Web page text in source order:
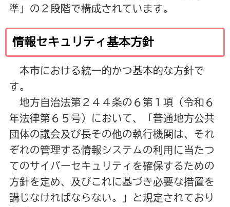
準」の２段階で構成されています。
情報セキュリティ基本方針
本市における統一的かつ基本的な方針で
す。
地方自治法第２４４条の６第１項（令和６
年法律第６５号）において、「普通地方公共
団体の議会及び長その他の執行機関は、それ
ぞれの管理する情報システムの利用に当たつ
てのサイバーセキュリティを確保するための
方針を定め、及びこれに基づき必要な措置を
講じなければならない。」と規定されており